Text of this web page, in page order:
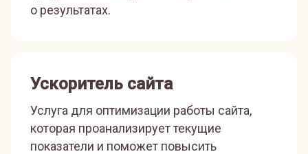
о результатах.
Ускоритель сайта
Услуга для оптимизации работы сайта,
которая проанализирует текущие
показатели и поможет повысить